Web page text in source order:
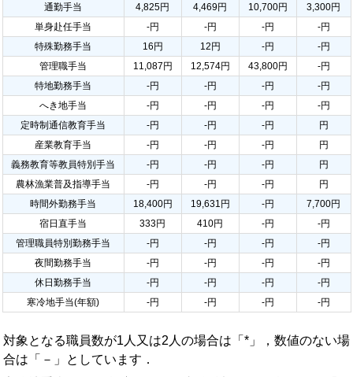
通勤手当
4,825円 4,469円 10,700円
3,300円
単身赴任手当
-円 -円 -円
-円
特殊勤務手当
16円 12円 -円
-円
管理職手当
11,087円 12,574円 43,800円
-円
特地勤務手当
-円 -円 -円
-円
へき地手当
-円 -円 -円
-円
定時制通信教育手当
-円 -円 -円
円
産業教育手当
-円 -円 -円
円
義務教育等教員特別手当
-円 -円 -円
円
農林漁業普及指導手当
-円 -円 -円
円
時間外勤務手当
18,400円 19,631円 -円
7,700円
宿日直手当
333円 410円 -円
-円
管理職員特別勤務手当
-円 -円 -円
-円
夜間勤務手当
-円 -円 -円
-円
休日勤務手当
-円 -円 -円
-円
寒冷地手当(年額)
-円 -円 -円 -円
対象となる職員数が1人又は2人の場合は「*」，数値のない場
合は「－」としています．